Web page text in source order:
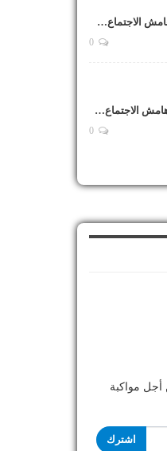
الاجتماع…
الاجتماع…
أجل مواكبة
اشترك